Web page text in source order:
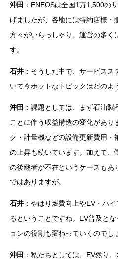
沖田 ：ENEOSは全国1万1,500の
げましたが、各地には特約店様・
方々がいらっしゃり、運営の多く
す。
石井 ：そうした中で、サービス
いて今ホットなトピックはどのよ
沖田 ：課題としては、まず石油
ことに伴う収益構造の変化があり
ク・計量機などの設備更新費用・
の上昇も続いています。加えて、
の後継者が不在というケースもあ
ではありますが。
石井 ：やはり燃費向上やEV・ハ
るということですね。EV普及と
ョンの役割も変わっていくのでし
沖田 ：私たちとしては、EV然り